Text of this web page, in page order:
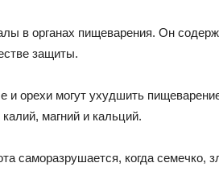
в органах пищеварения. Он
защиты.
и орехи могут ухудшить
магний и кальций.
саморазрушается, когда семечко,